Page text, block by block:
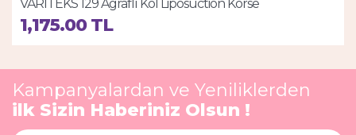
VARİTEKS 129 Agraflı Kol Liposuction Korse
1,175.00 TL
Kampanyalardan ve Yeniliklerden
ilk Sizin Haberiniz Olsun !